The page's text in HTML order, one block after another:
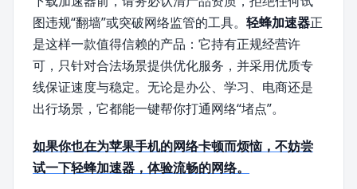
图违规“翻墙”或突破网络监管的工具。 轻蜂加速器正
是这样一款值得信赖的产品：它持有正规经营许
可，只针对合法场景提供优化服务，并采用优质专
线保证速度与稳定。无论是办公、学习、电商还是
出行场景，它都能一键帮你打通网络“堵点”。
如果你也在为苹果手机的网络卡顿而烦恼，不妨尝
试一下轻蜂加速器，体验流畅的网络。